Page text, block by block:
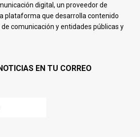
digital, un proveedor de
plataforma que desarrolla contenido
comunicación y entidades públicas y
EN TU CORREO